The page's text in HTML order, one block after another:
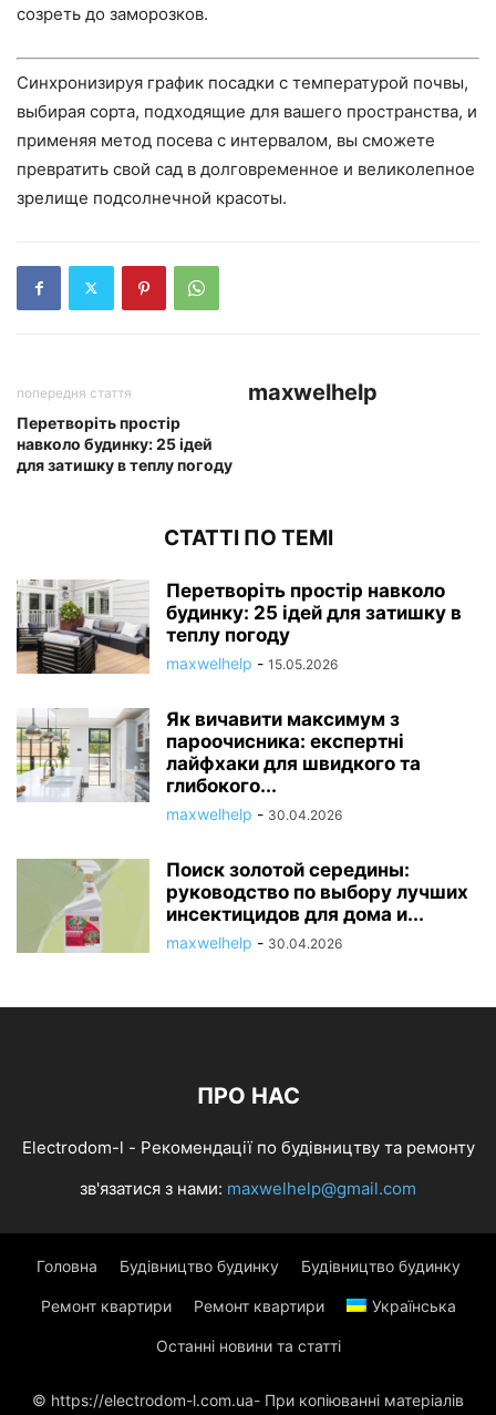
созреть до заморозков.
Синхронизируя график посадки с температурой почвы,
выбирая сорта, подходящие для вашего пространства, и
применяя метод посева с интервалом, вы сможете
превратить свой сад в долговременное и великолепное
зрелище подсолнечной красоты.
попередня стаття
Перетворіть простір
навколо будинку: 25 ідей
для затишку в теплу погоду
maxwelhelp
СТАТТІ ПО ТЕМІ
Перетворіть простір навколо
будинку: 25 ідей для затишку в
теплу погоду
maxwelhelp - 15.05.2026
Як вичавити максимум з
пароочисника: експертні
лайфхаки для швидкого та
глибокого...
maxwelhelp - 30.04.2026
Поиск золотой середины:
руководство по выбору лучших
инсектицидов для дома и...
maxwelhelp - 30.04.2026
ПРО НАС
Electrodom-l - Рекомендації по будівництву та ремонту
зв'язатися з нами: maxwelhelp@gmail.com
Головна Будівництво будинку Будівництво будинку
Ремонт квартири Ремонт квартири Українська
Останні новини та статті
© https://electrodom-l.com.ua- При копіюванні матеріалів